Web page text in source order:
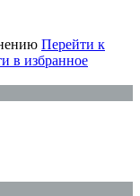
Перейти к
в избранное